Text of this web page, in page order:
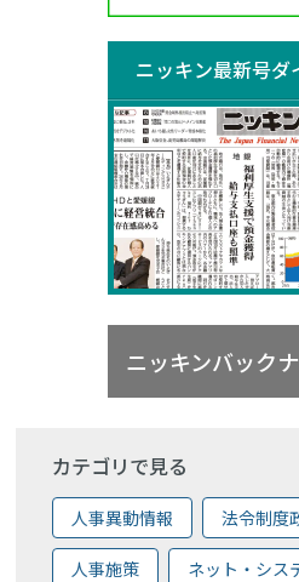
ニッキン最新号ダ
ニッキンバック
カテゴリで見る
人事異動情報 法令制度
人事施策 ネット・シス